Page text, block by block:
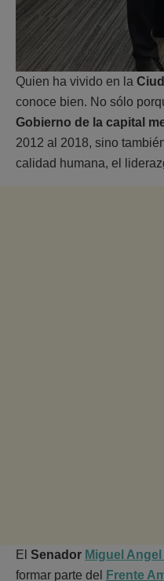
Quien ha vivido en la
conoce bien. No sólo
Gobierno de la capital
2012 al 2018, sino
calidad humana, el
El Senador Miguel
formar parte del
Frente